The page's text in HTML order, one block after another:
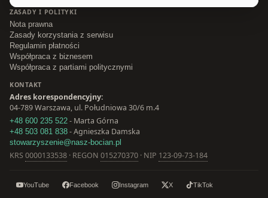
ZASADY I POLITYKI
Nota prawna
Zasady korzystania z serwisu
Regulamin płatności
Współpraca z biznesem
Współpraca z partiami politycznymi
KONTAKT
Adres korespondencyjny:
04-789 Warszawa, ul. Południowa 30/6 m.4
+48 600 235 522 - Marta Górna
+48 503 081 838 - Agnieszka Damska
stowarzyszenie@nasz-bocian.pl
KRS0000133538 · REGON 015270370 · NIP 123-09-73-184
YouTube Facebook Instagram X TikTok